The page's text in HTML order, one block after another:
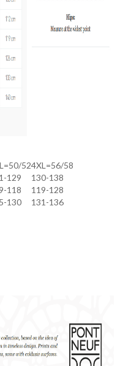
524XL=56/58
129
130-138
118
119-128
130
131-136